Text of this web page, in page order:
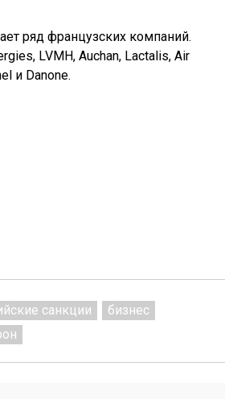
ряд французских компаний.
LVMH, Auchan, Lactalis, Air
и Danone.
санкции
бизнес